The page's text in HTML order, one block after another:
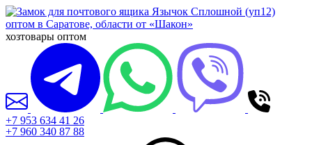
хозтовары оптом
+7 953 634 41 26
+7 960 340 87 88